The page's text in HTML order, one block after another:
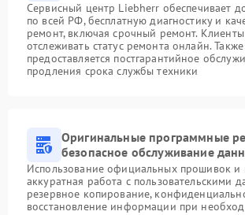
Сервисный центр Liebherr обеспечивает
по всей РФ, бесплатную диагностику и
ремонт, включая срочный ремонт.
отслеживать статус ремонта онлайн. Также
предоставляется постгарантийное
продления срока службы техники
Оригинальные программные
безопасное обслуживание
Использование официальных прошивок и
аккуратная работа с пользовательскими
резервное копирование,
восстановление информации при